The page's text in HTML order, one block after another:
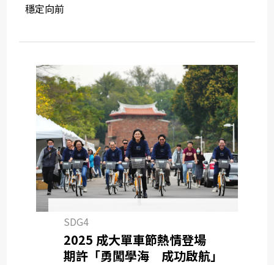
穩定向前
SDG4
2025 成大單車節熱情登場
期許「勇闖學海 成功啟航」